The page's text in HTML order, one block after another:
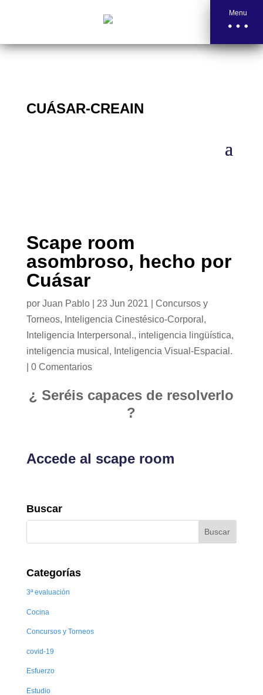
Menu
CUÁSAR-CREAIN
Scape room
asombroso, hecho por
Cuásar
por Juan Pablo| 23 Jun 2021
Concursos y
Torneos, Inteligencia Cinestésico-Corporal ,
Inteligencia Interpersonal., inteligencia lingüística,
inteligencia musical , Inteligencia Visual-Espacial.
0 Comentarios
¿ Seréis capaces de resolverlo
?
Accede al scape room
Buscar
Categorías
3ª evaluación
Cocina
Concursos y Torneos
covid-19
Esfuerzo
Estudio